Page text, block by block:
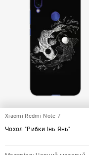
Xiaomi Redmi Note 7
Чохол "Рибки Інь Янь"